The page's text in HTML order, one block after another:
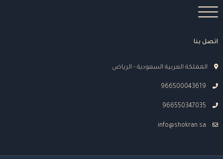
اتصل بنا
المملكة العربية السعودية - الرياض
966500043619
966550347035
info@shokran.sa